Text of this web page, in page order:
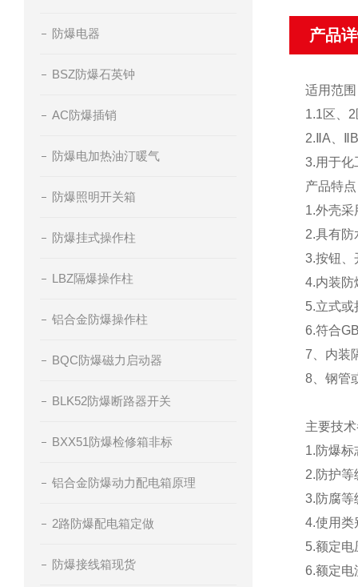
防爆电器
BSZ防爆石英钟
AC防爆插销
防爆电加热油汀暖气
防爆照明开关箱
防爆挂式操作柱
LBZ隔爆操作柱
铝合金防爆操作柱
BQC防爆磁力启动器
BLK52防爆断路器开关
BXX51防爆检修箱非标
铝合金防爆动力配电箱原理
2路防爆配电箱定做
防爆接线箱现货
产品
适用范
1.1区、
2.ⅡA、
3.用于化
产品特
1.外壳
2.具有防
3.按钮、
4.内装防
5.立式或
6.符合
7、内装
8、钢管
主要技
1.防爆标
2.防护等
3.防腐等
4.使用类
5.额定电
6.额定电